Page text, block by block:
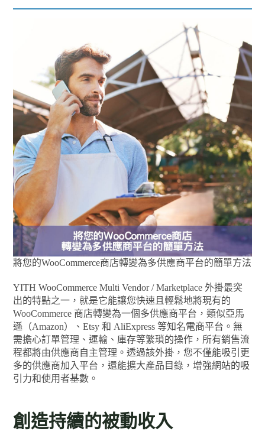
將您的WooCommerce商店轉變為多供應商平台的簡單方法
YITH WooCommerce Multi Vendor / Marketplace 外掛最突
出的特點之一，就是它能讓您快速且輕鬆地將現有的
WooCommerce 商店轉變為一個多供應商平台，類似亞馬
遜（Amazon）、Etsy 和 AliExpress 等知名電商平台。無
需擔心訂單管理、運輸、庫存等繁瑣的操作，所有銷售流
程都將由供應商自主管理。透過該外掛，您不僅能吸引更
多的供應商加入平台，還能擴大產品目錄，增強網站的吸
引力和使用者基數。
創造持續的被動收入